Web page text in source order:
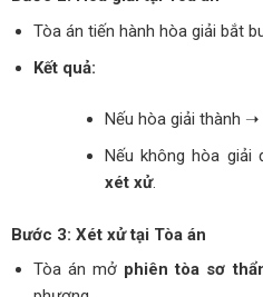
Tòa án tiến hành hòa giải bắt
Kết quả:
Nếu hòa giải thành ➝
Nếu không hòa
xét xử.
Bước 3: Xét xử tại Tòa án
Tòa án mở phiên tòa sơ